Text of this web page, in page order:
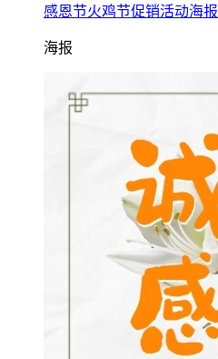
感恩节火鸡节促销活动海报
海报